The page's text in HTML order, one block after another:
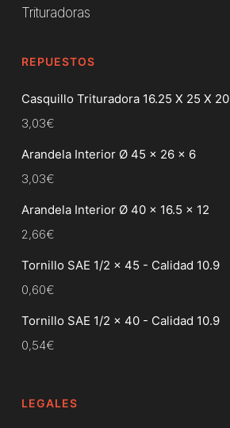
Trituradoras
REPUESTOS
Casquillo Trituradora 16.25 X 25 X 20
3,03€
Arandela Interior Ø 45 x 26 x 6
3,03€
Arandela Interior Ø 40 x 16.5 x 12
2,66€
Tornillo SAE 1/2 x 45 - Calidad 10.9
0,60€
Tornillo SAE 1/2 x 40 - Calidad 10.9
0,54€
LEGALES